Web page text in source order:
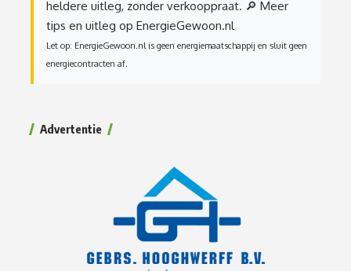
heldere uitleg, zonder verkooppraat. 🔎 Meer
tips en uitleg op EnergieGewoon.nl
Let op: EnergieGewoon.nl is geen energiemaatschappij en sluit geen
energiecontracten af.
Advertentie